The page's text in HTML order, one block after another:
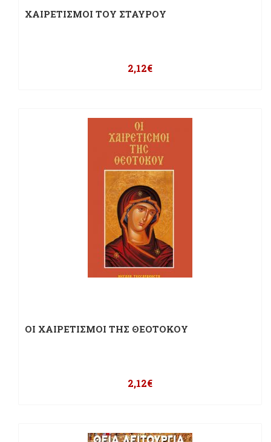
ΧΑΙΡΕΤΙΣΜΟΙ ΤΟΥ ΣΤΑΥΡΟΥ
2,12€
ΟΙ ΧΑΙΡΕΤΙΣΜΟΙ ΤΗΣ ΘΕΟΤΟΚΟΥ
2,12€